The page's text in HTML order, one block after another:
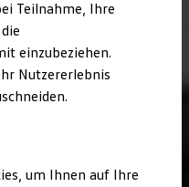
Teilnahme, Ihre
einzubeziehen.
Nutzererlebnis
um Ihnen auf Ihre